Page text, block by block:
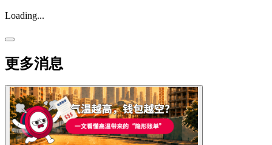
Loading...
更多消息